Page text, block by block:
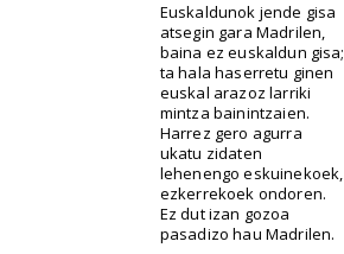
Euskaldunok jende gisa
atsegin gara Madrilen,
baina ez euskaldun gisa;
ta hala haserretu ginen
euskal arazoz larriki
mintza bainintzaien.
Harrez gero agurra
ukatu zidaten
lehenengo eskuinekoek,
ezkerrekoek ondoren.
Ez dut izan gozoa
pasadizo hau Madrilen.